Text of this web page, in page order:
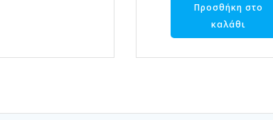
Προσθήκη στο
καλάθι